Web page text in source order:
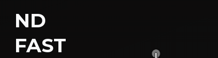
ND
FAST